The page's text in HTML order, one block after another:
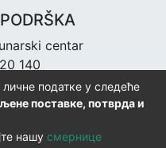
centar
140
податке у следеће
поставке, потврда и
нашу смернице